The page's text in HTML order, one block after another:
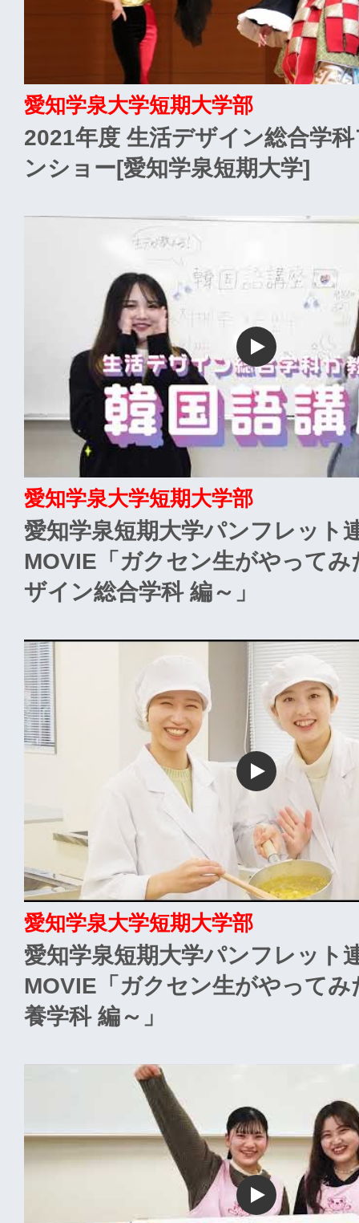
愛知学泉大学短期大学部
2021年度 生活デザイン総合学
ンショー[愛知学泉短期大学]
愛知学泉大学短期大学部
愛知学泉短期大学パンフレット
MOVIE「ガクセン生がやってみ
ザイン総合学科 編～」
愛知学泉大学短期大学部
愛知学泉短期大学パンフレット
MOVIE「ガクセン生がやってみ
養学科 編～」